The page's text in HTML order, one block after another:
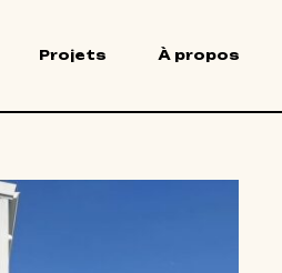
Projets À propos